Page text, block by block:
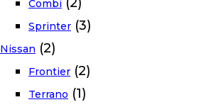
Combi
Sprinter (3)
Nissan (2)
Frontier (2)
Terrano (1)